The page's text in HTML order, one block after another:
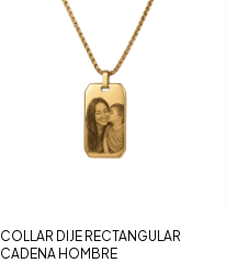
COLLAR DIJE RECTANGULAR
CADENA HOMBRE